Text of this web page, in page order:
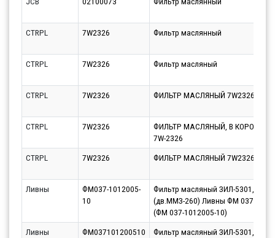
CTRPL 7W2326 Фильтр маслянный
CTRPL 7W2326 Фильтр масляный
CTRPL 7W2326 ФИЛЬТР МАСЛЯНЫЙ 7W2326
CTRPL 7W2326
ФИЛЬТР МАСЛЯНЫЙ, В КОРОБКЕ,
7W-2326
CTRPL
7W2326 ФИЛЬТР МАСЛЯНЫЙ 7W2326
Ливны
ФМ037-1012005-
10
Фильтр масляный ЗИЛ-5301,МАЗ-
(дв.ММЗ-260) Ливны ФМ 037-
(ФМ 037-1012005-10)
Ливны
ФМ037101200510
Фильтр масляный ЗИЛ-5301,МАЗ-